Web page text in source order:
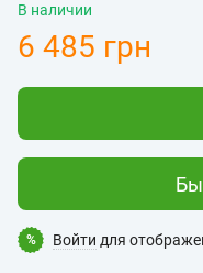
В наличии
6 485 грн
% Войти для